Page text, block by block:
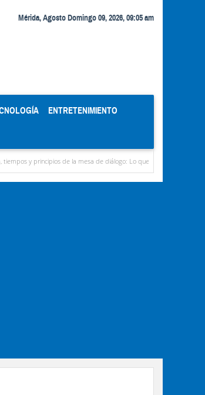
Mérida, Agosto Domingo 09, 2026, 09:05 am
ENTRETENIMIENTO
de la mesa de diálogo: Lo que ven analistas